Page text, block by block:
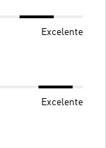
Excelente
Excelente